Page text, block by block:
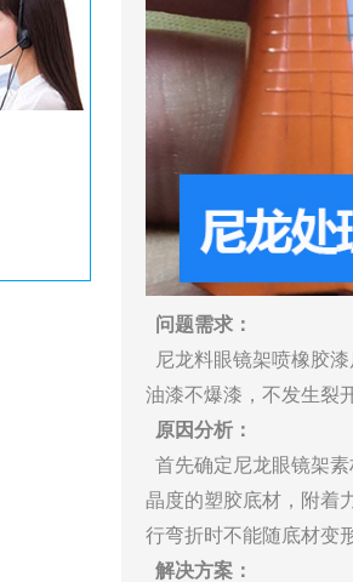
问题需求：
尼龙料眼镜架喷橡胶
油漆不爆漆，不发生裂
原因分析：
首先确定尼龙眼镜架
晶度的塑胶底材，附着
行弯折时不能随底材变
解决方案：